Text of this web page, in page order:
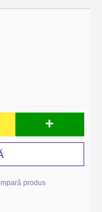
+
produs